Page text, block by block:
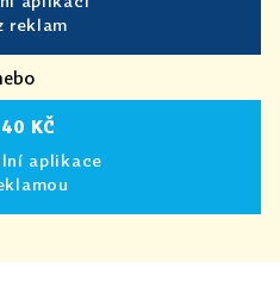
reklam
KČ
aplikace